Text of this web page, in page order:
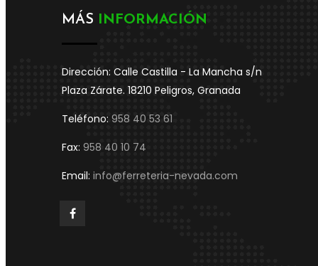
MÁS INFORMACIÓN
Dirección: Calle Castilla - La Mancha s/n
Plaza Zárate. 18210 Peligros, Granada
Teléfono: 958 40 53 61
Fax: 958 40 10 74
Email: info@ferreteria-nevada.com